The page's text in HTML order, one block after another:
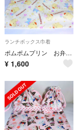
ランチボックス巾着
ポムポムプリン お弁当袋 コップ袋 ランチョンマット サンリオ
¥ 1,600